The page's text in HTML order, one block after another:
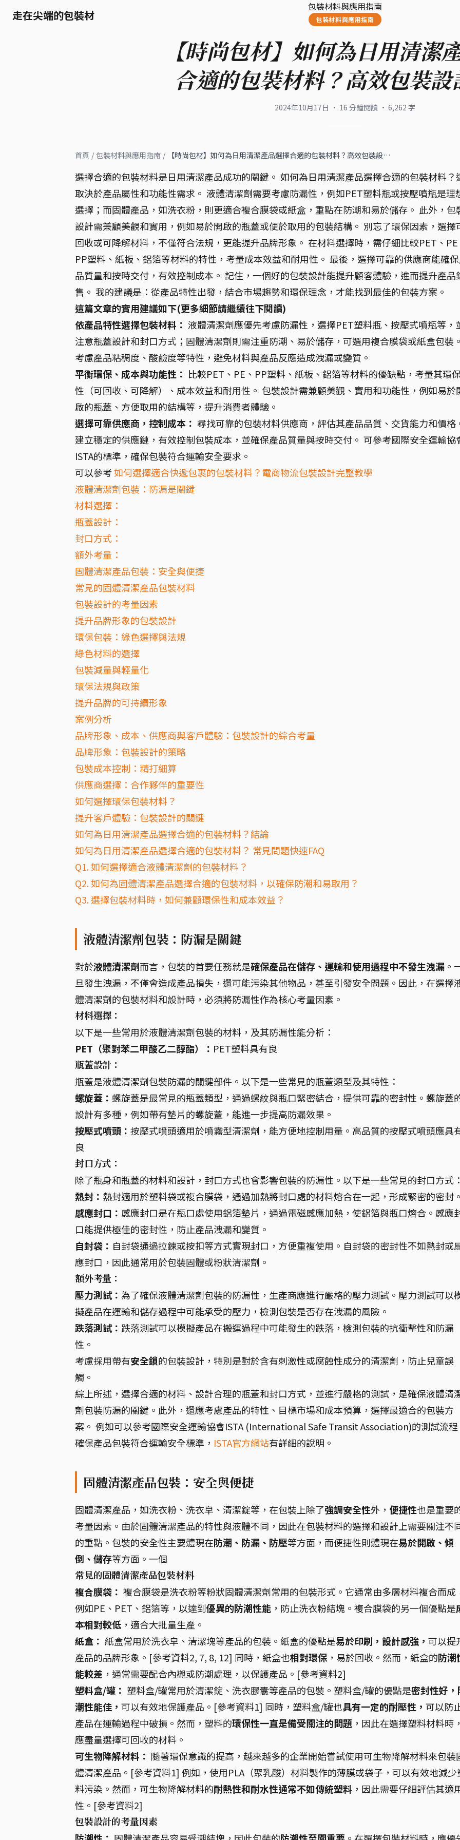
走在尖端的包裝材
包裝材料與應用指南
包裝材料與應用指南
【時尚包材】如何為日用清潔
合適的包裝材料？高效包裝設
2024年10月17日 · 16 分鐘閱讀 · 6,262 字
首頁 / 包裝材料與應用指南 / 【時尚包材】如何為日用清潔產品選擇合適的包裝材料？高效包裝設…
選擇合適的包裝材料是日用清潔產品成功的關鍵。 如何為日用清潔產品選擇合適的包裝材料？
取決於產品屬性和功能性需求。 液體清潔劑需要考慮防漏性，例如PET塑料瓶或按壓噴瓶是理
選擇；而固體產品，如洗衣粉，則更適合複合膜袋或紙盒，重點在防潮和易於儲存。 此外，包
設計需兼顧美觀和實用，例如易於開啟的瓶蓋或便於取用的包裝結構。 別忘了環保因素，選擇
回收或可降解材料，不僅符合法規，更能提升品牌形象。 在材料選擇時，需仔細比較PET、PE
PP塑料、紙板、鋁箔等材料的特性，考量成本效益和耐用性。 最後，選擇可靠的供應商能確
品質量和按時交付，有效控制成本。 記住，一個好的包裝設計能提升顧客體驗，進而提升產品
售。 我的建議是：從產品特性出發，結合市場趨勢和環保理念，才能找到最佳的包裝方案。
這篇文章的實用建議如下(更多細節請繼續往下閱讀)
依產品特性選擇包裝材料： 液體清潔劑應優先考慮防漏性，選擇PET塑料瓶、按壓式噴瓶等，
注意瓶蓋設計和封口方式；固體清潔劑則需注重防潮、易於儲存，可選用複合膜袋或紙盒包裝。
考慮產品粘稠度、酸鹼度等特性，避免材料與產品反應造成洩漏或變質。
平衡環保、成本與功能性： 比較PET、PE、PP塑料、紙板、鋁箔等材料的優缺點，考量其環
性（可回收、可降解）、成本效益和耐用性。 包裝設計需兼顧美觀、實用和功能性，例如易於
啟的瓶蓋、方便取用的結構等，提升消費者體驗。
選擇可靠供應商，控制成本： 尋找可靠的包裝材料供應商，評估其產品品質、交貨能力和價格
建立穩定的供應鏈，有效控制包裝成本，並確保產品質量與按時交付。 可參考國際安全運輸協
ISTA的標準，確保包裝符合運輸安全要求。
可以參考如何選擇適合快遞包裹的包裝材料？電商物流包裝設計完整教學
液體清潔劑包裝：防漏是關鍵
材料選擇：
瓶蓋設計：
封口方式：
額外考量：
固體清潔產品包裝：安全與便捷
常見的固體清潔產品包裝材料
包裝設計的考量因素
提升品牌形象的包裝設計
環保包裝：綠色選擇與法規
綠色材料的選擇
包裝減量與輕量化
環保法規與政策
提升品牌的可持續形象
案例分析
品牌形象、成本、供應商與客戶體驗：包裝設計的綜合考量
品牌形象：包裝設計的策略
包裝成本控制：精打細算
供應商選擇：合作夥伴的重要性
如何選擇環保包裝材料？
提升客戶體驗：包裝設計的關鍵
如何為日用清潔產品選擇合適的包裝材料？結論
如何為日用清潔產品選擇合適的包裝材料？ 常見問題快速FAQ
Q1. 如何選擇適合液體清潔劑的包裝材料？
Q2. 如何為固體清潔產品選擇合適的包裝材料，以確保防潮和易取用？
Q3. 選擇包裝材料時，如何兼顧環保性和成本效益？
液體清潔劑包裝：防漏是關鍵
對於液體清潔劑而言，包裝的首要任務就是確保產品在儲存、運輸和使用過程中不發生洩漏 。
旦發生洩漏，不僅會造成產品損失，還可能污染其他物品，甚至引發安全問題。因此，在選擇
體清潔劑的包裝材料和設計時，必須將防漏性作為核心考量因素。
材料選擇：
以下是一些常用於液體清潔劑包裝的材料，及其防漏性能分析：
PET（聚對苯二甲酸乙二醇酯）： PET塑料具有良
瓶蓋設計：
瓶蓋是液體清潔劑包裝防漏的關鍵部件。以下是一些常見的瓶蓋類型及其特性：
螺旋蓋： 螺旋蓋是最常見的瓶蓋類型，通過螺紋與瓶口緊密結合，提供可靠的密封性。螺旋蓋
設計有多種，例如帶有墊片的螺旋蓋，能進一步提高防漏效果。
按壓式噴頭： 按壓式噴頭適用於噴霧型清潔劑，能方便地控制用量。高品質的按壓式噴頭應具
良
封口方式：
除了瓶身和瓶蓋的材料和設計，封口方式也會影響包裝的防漏性。以下是一些常見的封口方式：
熱封： 熱封適用於塑料袋或複合膜袋，通過加熱將封口處的材料熔合在一起，形成緊密的密封。
感應封口： 感應封口是在瓶口處使用鋁箔墊片，通過電磁感應加熱，使鋁箔與瓶口熔合。感應
口能提供極佳的密封性，防止產品洩漏和變質。
自封袋： 自封袋通過拉鍊或按扣等方式實現封口，方便重複使用。自封袋的密封性不如熱封或
應封口，因此通常用於包裝固體或粉狀清潔劑。
額外考量：
壓力測試： 為了確保液體清潔劑包裝的防漏性，生產商應進行嚴格的壓力測試。壓力測試可以
擬產品在運輸和儲存過程中可能承受的壓力，檢測包裝是否存在洩漏的風險。
跌落測試： 跌落測試可以模擬產品在搬運過程中可能發生的跌落，檢測包裝的抗衝擊性和防漏
性。
考慮採用帶有安全鎖的包裝設計，特別是對於含有刺激性或腐蝕性成分的清潔劑，防止兒童誤
觸。
綜上所述，選擇合適的材料、設計合理的瓶蓋和封口方式，並進行嚴格的測試，是確保液體清
劑包裝防漏的關鍵。此外，還應考慮產品的特性、目標市場和成本預算，選擇最適合的包裝方
案。 例如可以參考國際安全運輸協會ISTA (International Safe Transit Association)的測試流程
確保產品包裝符合運輸安全標準， ISTA官方網站有詳細的說明。
固體清潔產品包裝：安全與便捷
固體清潔產品，如洗衣粉、洗衣皁、清潔錠等，在包裝上除了強調安全性外， 便捷性也是重要
考量因素。由於固體清潔產品的特性與液體不同，因此在包裝材料的選擇和設計上需要關注不
的重點。包裝的安全性主要體現在防潮、防漏、防壓等方面，而便捷性則體現在易於開啟、傾
倒、儲存等方面。一個
常見的固體清潔產品包裝材料
複合膜袋： 複合膜袋是洗衣粉等粉狀固體清潔劑常用的包裝形式。它通常由多層材料複合而成
例如PE、PET、鋁箔等，以達到優異的防潮性能 ，防止洗衣粉結塊。複合膜袋的另一個優點是
本相對較低 ，適合大批量生產。
紙盒： 紙盒常用於洗衣皁、清潔塊等產品的包裝。紙盒的優點是易於印刷，設計感強， 可以提
產品的品牌形象。[參考資料2, 7, 8, 12] 同時，紙盒也相對環保 ，易於回收。然而，紙盒的防潮
能較差 ，通常需要配合內襯或防潮處理，以保護產品。[參考資料2]
塑料盒/罐： 塑料盒/罐常用於清潔錠、洗衣膠囊等產品的包裝。塑料盒/罐的優點是密封性好，
潮性能佳， 可以有效地保護產品。[參考資料1] 同時，塑料盒/罐也具有一定的耐壓性， 可以防
產品在運輸過程中破損。然而，塑料的環保性一直是備受關注的問題 ，因此在選擇塑料材料時，
應盡量選擇可回收的材料。
可生物降解材料： 隨著環保意識的提高，越來越多的企業開始嘗試使用可生物降解材料來包裝
體清潔產品。[參考資料1] 例如，使用PLA（聚乳酸）材料製作的薄膜或袋子，可以有效地減少
料污染。然而，可生物降解材料的耐熱性和耐水性通常不如傳統塑料 ，因此需要仔細評估其適
性。[參考資料2]
包裝設計的考量因素